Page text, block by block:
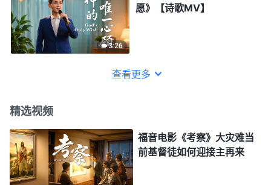
3:26
愿》【诗歌MV】
查看更多
精选视频
福音电影《考察》大灾难当
前基督徒如何迎接主再来